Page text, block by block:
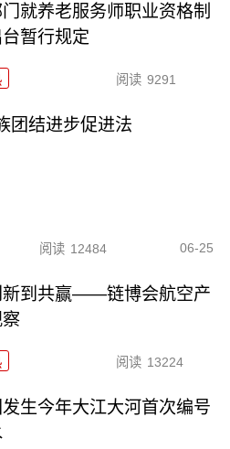
就养老服务师职业资格制
暂行规定
阅读 9291
团结进步促进法
阅读 12484 06-25
新到共赢——链博会航空产
阅读 13224
生今年大江大河首次编号